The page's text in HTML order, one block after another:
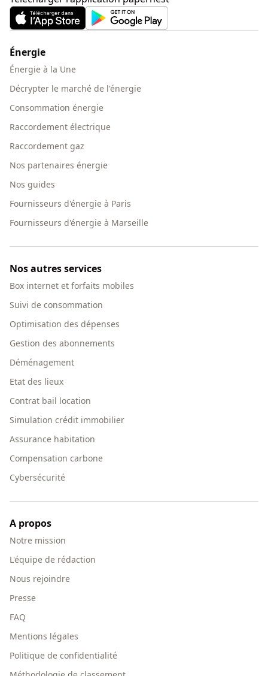
Énergie
Énergie à la Une
Décrypter le marché de l'énergie
Consommation énergie
Raccordement électrique
Raccordement gaz
Nos partenaires énergie
Nos guides
Fournisseurs d'énergie à Paris
Fournisseurs d'énergie à Marseille
Nos autres services
Box internet et forfaits mobiles
Suivi de consommation
Optimisation des dépenses
Gestion des abonnements
Déménagement
Etat des lieux
Contrat bail location
Simulation crédit immobilier
Assurance habitation
Compensation carbone
Cybersécurité
A propos
Notre mission
L'équipe de rédaction
Nous rejoindre
Presse
FAQ
Mentions légales
Politique de confidentialité